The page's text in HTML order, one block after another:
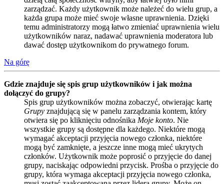
zarządzać. Każdy użytkownik może należeć do wielu grup, a
każda grupa może mieć swoje własne uprawnienia. Dzięki
temu administratorzy mogą łatwo zmieniać uprawnienia wielu
użytkowników naraz, nadawać uprawnienia moderatora lub
dawać dostęp użytkownikom do prywatnego forum.
Na górę
Gdzie znajduje się spis grup użytkowników i jak można
dołączyć do grupy?
Spis grup użytkowników można zobaczyć, otwierając kartę
Grupy znajdującą się w panelu zarządzania kontem, który
otwiera się po kliknięciu odnośnika Moje konto. Nie
wszystkie grupy są dostępne dla każdego. Niektóre mogą
wymagać akceptacji przyjęcia nowego członka, niektóre
mogą być zamknięte, a jeszcze inne mogą mieć ukrytych
członków. Użytkownik może poprosić o przyjęcie do danej
grupy, naciskając odpowiedni przycisk. Prośba o przyjęcie do
grupy, która wymaga akceptacji przyjęcia nowego członka,